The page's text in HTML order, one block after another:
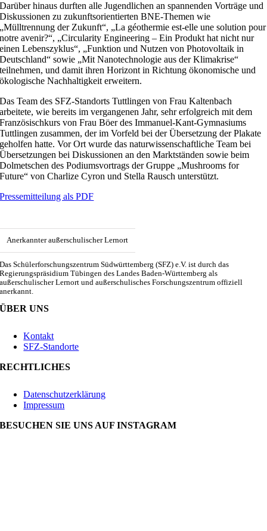
Darüber hinaus durften alle Jugendlichen an spannenden Vorträge und
Diskussionen zu zukunftsorientierten BNE-Themen wie
„Mülltrennung der Zukunft“, „La géothermie est-elle une solution pour
notre avenir?“, „Circularity Engineering – Ein Produkt hat nicht nur
einen Lebenszyklus“, „Funktion und Nutzen von Photovoltaik in
Deutschland“ sowie „Mit Nanotechnologie aus der Klimakrise“
teilnehmen, und damit ihren Horizont in Richtung ökonomische und
ökologische Nachhaltigkeit erweitern.
Das Team des SFZ-Standorts Tuttlingen von Frau Kaltenbach
arbeitete, wie bereits im vergangenen Jahr, sehr erfolgreich mit dem
Französischkurs von Frau Böer des Immanuel-Kant-Gymnasiums
Tuttlingen zusammen, der im Vorfeld bei der Übersetzung der Plakate
geholfen hatte. Vor Ort wurde das naturwissenschaftliche Team bei
Übersetzungen bei Diskussionen an den Marktständen sowie beim
Dolmetschen des Podiumsvortrags der Gruppe „Mushrooms for
Future“ von Charlize Cyron und Stella Rausch unterstützt.
Pressemitteilung als PDF
Anerkannter außerschulischer Lernort
Das Schülerforschungszentrum Südwürttemberg (SFZ) e.V. ist durch das
Regierungspräsidium Tübingen des Landes Baden-Württemberg als
außerschulischer Lernort und außerschulisches Forschungszentrum offiziell
anerkannt.
ÜBER UNS
Kontakt
SFZ-Standorte
RECHTLICHES
Datenschutzerklärung
Impressum
BESUCHEN SIE UNS AUF INSTAGRAM